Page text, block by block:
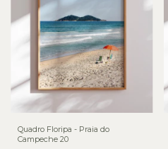
Quadro Floripa - Praia do
Campeche 20